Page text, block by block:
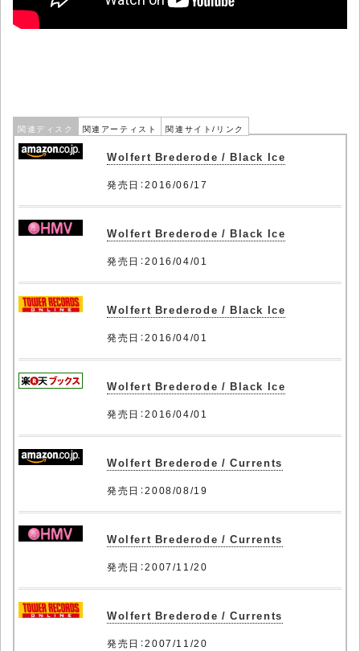
関連ディスク 関連アーティスト 関連サイト/リンク
Wolfert Brederode / Black Ice
発売日：2016/06/17
Wolfert Brederode / Black Ice
発売日：2016/04/01
Wolfert Brederode / Black Ice
発売日：2016/04/01
Wolfert Brederode / Black Ice
発売日：2016/04/01
Wolfert Brederode / Currents
発売日：2008/08/19
Wolfert Brederode / Currents
発売日：2007/11/20
Wolfert Brederode / Currents
発売日：2007/11/20